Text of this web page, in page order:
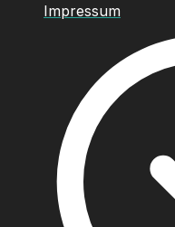
Impressum